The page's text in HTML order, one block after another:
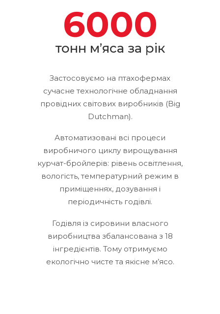
6000
тонн м’яса за рік
Застосовуємо на птахофермах
сучасне технологічне обладнання
провідних світових виробників (Big
Dutchman).
Автоматизовані всі процеси
виробничого циклу вирощування
курчат-бройлерів: рівень освітлення,
вологість, температурний режим в
приміщеннях, дозування і
періодичність годівлі.
Годівля із сировини власного
виробництва збалансована з 18
інгредієнтів. Тому отримуємо
екологічно чисте та якісне м’ясо.